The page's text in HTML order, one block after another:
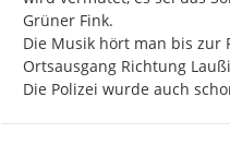
Grüner Fink.
Die Musik hört man bis zur
Ortsausgang Richtung
Die Polizei wurde auch